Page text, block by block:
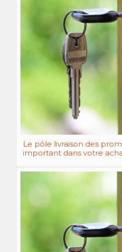
Le pôle livraison des
important dans votre